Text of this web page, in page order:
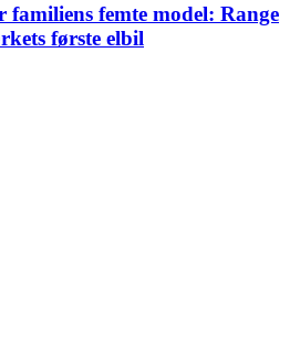
familiens femte model: Range
første elbil